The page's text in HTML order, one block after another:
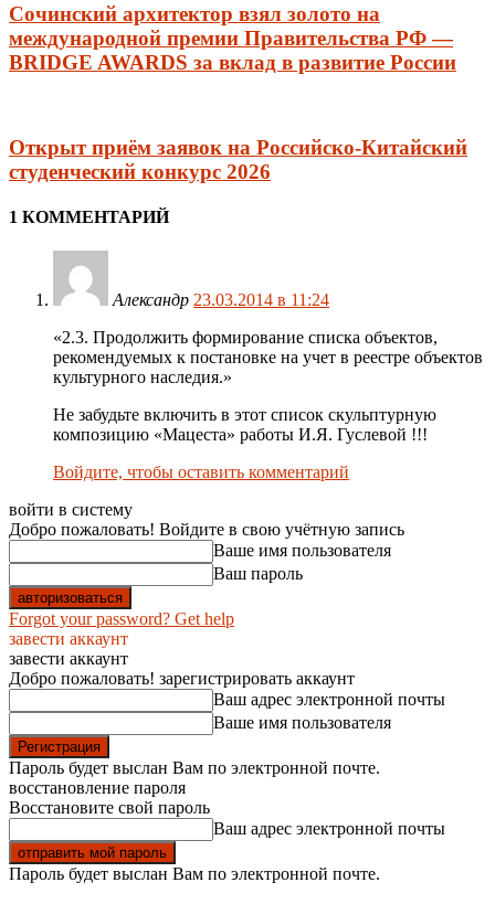
Сочинский архитектор взял золото на
международной премии Правительства РФ —
BRIDGE AWARDS за вклад в развитие России
Открыт приём заявок на Российско-Китайский
студенческий конкурс 2026
1 КОММЕНТАРИЙ
Александр 23.03.2014 в 11:24
«2.3. Продолжить формирование списка объектов,
рекомендуемых к постановке на учет в реестре объектов
культурного наследия.»
Не забудьте включить в этот список скульптурную
композицию «Мацеста» работы И.Я. Гуслевой !!!
Войдите, чтобы оставить комментарий
войти в систему
Добро пожаловать! Войдите в свою учётную запись
Ваше имя пользователя
Ваш пароль
Forgot your password? Get help
завести аккаунт
завести аккаунт
Добро пожаловать! зарегистрировать аккаунт
Ваш адрес электронной почты
Ваше имя пользователя
Пароль будет выслан Вам по электронной почте.
восстановление пароля
Восстановите свой пароль
Ваш адрес электронной почты
Пароль будет выслан Вам по электронной почте.